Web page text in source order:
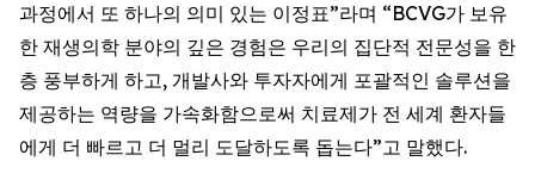
과정에서 또 하나의 의미 있는 이정표”라며 “BCVG가 보유
한 재생의학 분야의 깊은 경험은 우리의 집단적 전문성을 한
층 풍부하게 하고, 개발사와 투자자에게 포괄적인 솔루션을
제공하는 역량을 가속화함으로써 치료제가 전 세계 환자들
에게 더 빠르고 더 멀리 도달하도록 돕는다”고 말했다.